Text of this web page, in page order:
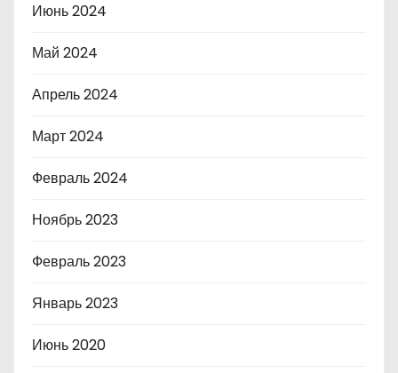
Июнь 2024
Май 2024
Апрель 2024
Март 2024
Февраль 2024
Ноябрь 2023
Февраль 2023
Январь 2023
Июнь 2020